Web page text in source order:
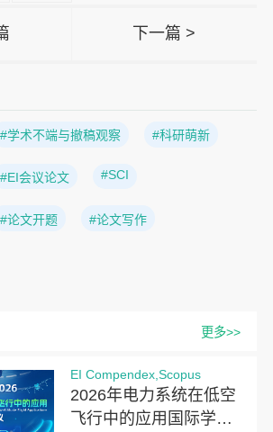
下一篇 >
#学术不端与撤稿观察 #科研萌新
#EI会议论文 #SCI
#论文开题 #论文写作
更多>>
EI Compendex,Scopus
2026年电力系统在低空
飞行中的应用国际学术